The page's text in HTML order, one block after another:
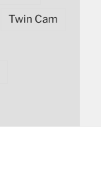
Twin Cam